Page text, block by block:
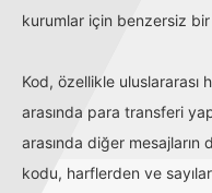
kurumlar için benzersiz
Kod, özellikle uluslararası
arasında para transferi
arasında diğer mesajların
kodu, harflerden ve